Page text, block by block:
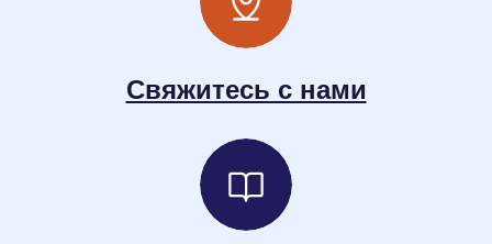
Свяжитесь с нами